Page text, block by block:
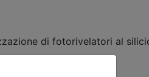
di fotorivelatori al